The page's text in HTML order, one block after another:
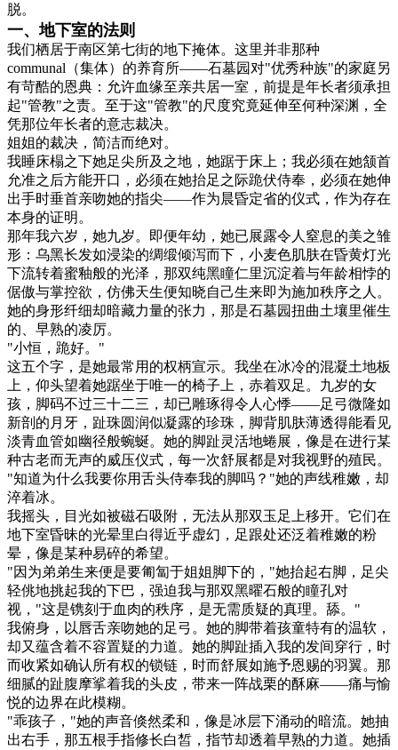
脱。
一、地下室的法则
我们栖居于南区第七街的地下掩体。这里并非那种
communal（集体）的养育所——石墓园对"优秀种族"的家庭另
有苛酷的恩典：允许血缘至亲共居一室，前提是年长者须承担
起"管教"之责。至于这"管教"的尺度究竟延伸至何种深渊，全
凭那位年长者的意志裁决。
姐姐的裁决，简洁而绝对。
我睡床榻之下她足尖所及之地，她踞于床上；我必须在她颔首
允准之后方能开口，必须在她抬足之际跪伏侍奉，必须在她伸
出手时垂首亲吻她的指尖——作为晨昏定省的仪式，作为存在
本身的证明。
那年我六岁，她九岁。即便年幼，她已展露令人窒息的美之雏
形：乌黑长发如浸染的绸缎倾泻而下，小麦色肌肤在昏黄灯光
下流转着蜜釉般的光泽，那双纯黑瞳仁里沉淀着与年龄相悖的
倨傲与掌控欲，仿佛天生便知晓自己生来即为施加秩序之人。
她的身形纤细却暗藏力量的张力，那是石墓园扭曲土壤里催生
的、早熟的凌厉。
"小恒，跪好。"
这五个字，是她最常用的权柄宣示。我坐在冰冷的混凝土地板
上，仰头望着她踞坐于唯一的椅子上，赤着双足。九岁的女
孩，脚码不过三十二三，却已雕琢得令人心悸——足弓微隆如
新剖的月牙，趾珠圆润似凝露的珍珠，脚背肌肤薄透得能看见
淡青血管如幽径般蜿蜒。她的脚趾灵活地蜷展，像是在进行某
种古老而无声的威压仪式，每一次舒展都是对我视野的殖民。
"知道为什么我要你用舌头侍奉我的脚吗？"她的声线稚嫩，却
淬着冰。
我摇头，目光如被磁石吸附，无法从那双玉足上移开。它们在
地下室昏昧的光晕里白得近乎虚幻，足跟处还泛着稚嫩的粉
晕，像是某种易碎的希望。
"因为弟弟生来便是要匍匐于姐姐脚下的，"她抬起右脚，足尖
轻佻地挑起我的下巴，强迫我与那双黑曜石般的瞳孔对
视，"这是镌刻于血肉的秩序，是无需质疑的真理。舔。"
我俯身，以唇舌亲吻她的足弓。她的脚带着孩童特有的温软，
却又蕴含着不容置疑的力道。她的脚趾插入我的发间穿行，时
而收紧如确认所有权的锁链，时而舒展如施予恩赐的羽翼。那
细腻的趾腹摩挲着我的头皮，带来一阵战栗的酥麻——痛与愉
悦的边界在此模糊。
"乖孩子，"她的声音倏然柔和，像是冰层下涌动的暗流。她抽
出右手，那五根手指修长白皙，指节却透着早熟的力道。她插